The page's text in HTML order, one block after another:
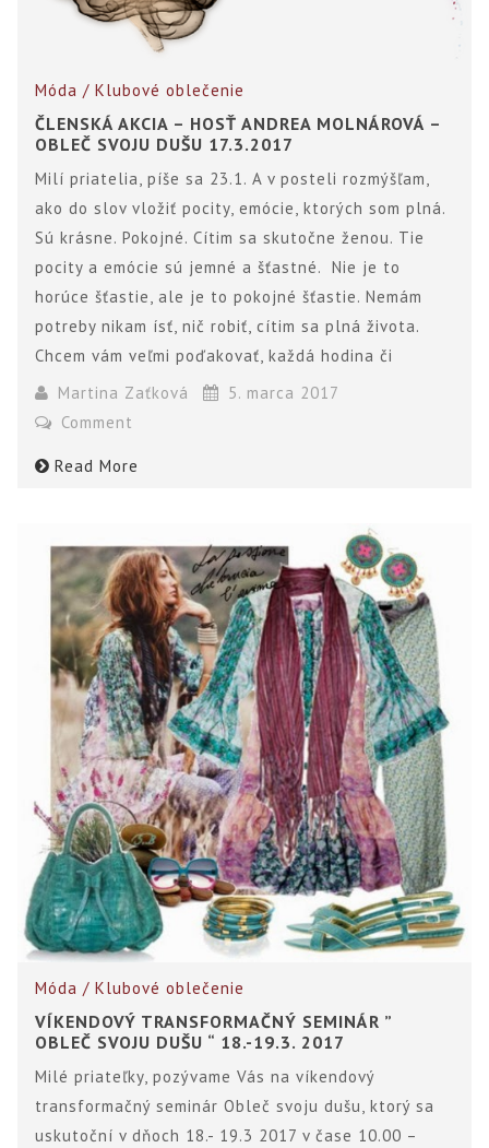
Móda / Klubové oblečenie
ČLENSKÁ AKCIA – HOSŤ ANDREA MOLNÁROVÁ –
OBLEČ SVOJU DUŠU 17.3.2017
Milí priatelia, píše sa 23.1. A v posteli rozmýšľam,
ako do slov vložiť pocity, emócie, ktorých som plná.
Sú krásne. Pokojné. Cítim sa skutočne ženou. Tie
pocity a emócie sú jemné a šťastné. Nie je to
horúce šťastie, ale je to pokojné šťastie. Nemám
potreby nikam ísť, nič robiť, cítim sa plná života.
Chcem vám veľmi poďakovať, každá hodina či
Martina Zaťková
5. marca 2017
Comment
Read More
Móda / Klubové oblečenie
VÍKENDOVÝ TRANSFORMAČNÝ SEMINÁR ”
OBLEČ SVOJU DUŠU “ 18.-19.3. 2017
Milé priateľky, pozývame Vás na víkendový
transformačný seminár Obleč svoju dušu, ktorý sa
uskutoční v dňoch 18.- 19.3 2017 v čase 10.00 –